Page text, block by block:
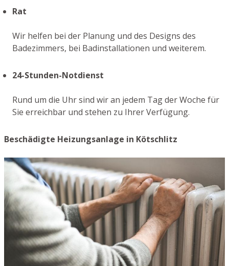
Rat
Wir helfen bei der Planung und des Designs des
Badezimmers, bei Badinstallationen und weiterem.
24-Stunden-Notdienst
Rund um die Uhr sind wir an jedem Tag der Woche für
Sie erreichbar und stehen zu Ihrer Verfügung.
Beschädigte Heizungsanlage in Kötschlitz